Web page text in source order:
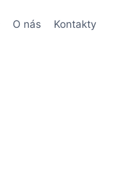
O nás Kontakty